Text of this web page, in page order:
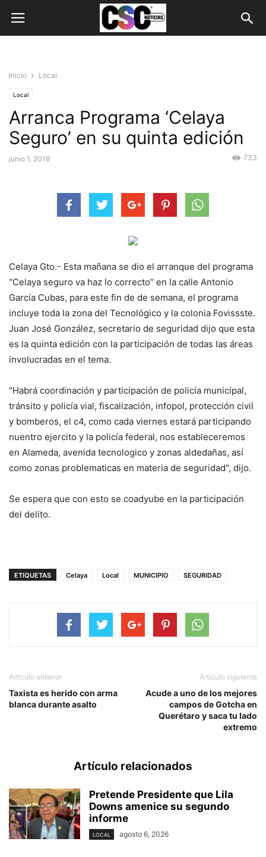
Inicio Local
Local
Arranca Programa ‘Celaya
Seguro’ en su quinta edición
junio 1, 2018 733
Celaya Gto.- Esta mañana se dio el arranque del programa
“Celaya seguro va haz lo correcto” en la calle Antonio
García Cubas, para este fin de de semana, el programa
incluye toda la zona del Tecnológico y la colonia Fovissste.
Juan José González, secretario de seguridad dijo que esta
es la quinta edición con la participación de todas las áreas
involucradas en el tema.
"Habrá coordinación y participación de policía municipal,
tránsito y policía vial, fiscalización, infopol, protección civil
y bomberos, el c4, como cada viernes estará participando
nuentro ejercito y la policía federal, nos estableceremos
en Alameda, avenida tecnologico y zonas aldedañas, así
como zonas problematicas en materia de seguridad", dijo.
Se espera que con esto se coadyube en la participación
del delito.
ETIQUETAS Celaya Local MUNICIPIO SEGURIDAD
Artículo anterior
Taxista es herido con arma
blanca durante asalto
Artículo siguiente
Acude a uno de los mejores
campos de Gotcha en
Querétaro y saca tu lado
extremo
Artículo relacionados
Pretende Presidente que Lila
Downs amenice su segundo
informe
LOCAL agosto 6, 2026